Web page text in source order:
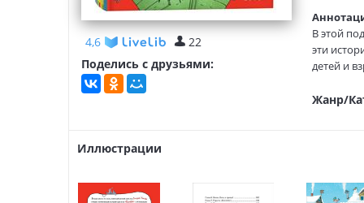
4,6
22
Поделись с друзьями:
Тип
Формат:
В этой
эти
детей и
Где-то на
В издание
Жанр/
Иллюстрации